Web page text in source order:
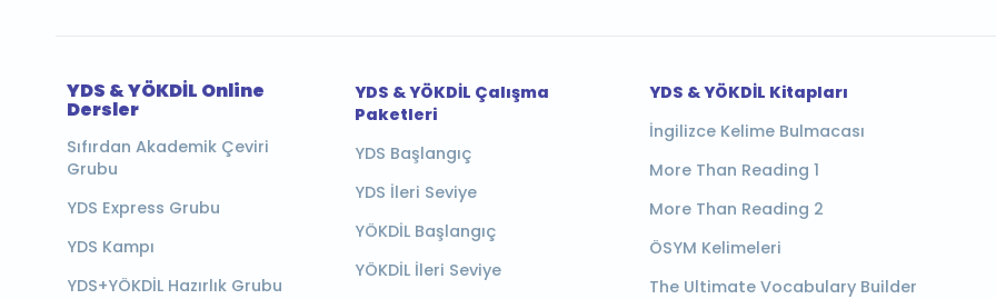
YDS & YÖKDİL Online
Dersler
Sıfırdan Akademik Çeviri
Grubu
YDS Express Grubu
YDS Kampı
YDS+YÖKDİL Hazırlık Grubu
YDS & YÖKDİL Çalışma
Paketleri
YDS Başlangıç
YDS İleri Seviye
YÖKDİL Başlangıç
YÖKDİL İleri Seviye
YDS & YÖKDİL Kitapları
İngilizce Kelime Bulmacası
More Than Reading 1
More Than Reading 2
ÖSYM Kelimeleri
The Ultimate Vocabulary Builder